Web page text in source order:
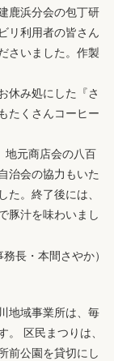
鹿浜分会の包丁研
リ利用者の皆さん
さいました。作製
休み処にした『さ
たくさんコーヒー
地元商店会の八百
治会の協力もいた
た。終了後には、
豚汁を味わいまし
務長・本間さやか）
地域事業所は、毎
。 区民まつりは、
前公園を貸切にし